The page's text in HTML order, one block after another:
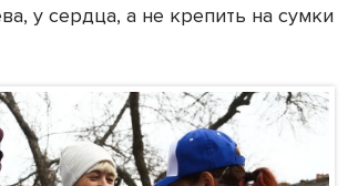
у сердца, а не крепить на сумки